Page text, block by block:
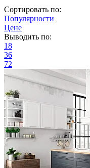
Сортировать по:
Популярности
Цене
Выводить по:
18
36
72